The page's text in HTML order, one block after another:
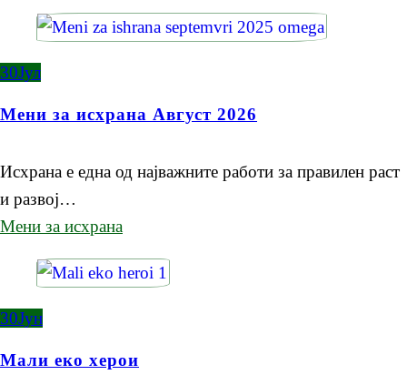
30Јул
Мени за исхрана Август 2026
Исхрана е една од најважните работи за правилен раст
и развој…
Мени за исхрана
30Јун
Мали еко херои